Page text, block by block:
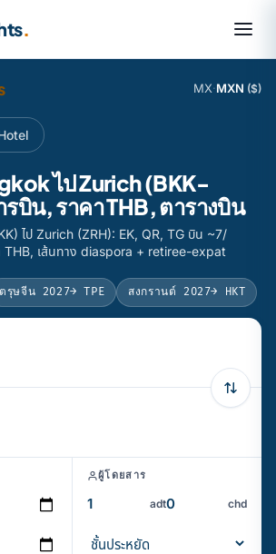
.
MX·MXN ($)
ไป Zurich (BKK-
บิน, ราคา THB, ตารางบิน
ไป Zurich (ZRH): EK, QR, TG บิน ~7/
THB, เส้นทาง diaspora + retiree-expat
ตรุษจีน 2027→ TPE สงกรานต์ 2027→ HKT
ผู้โดยสาร
adt chd